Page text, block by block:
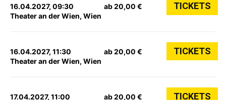
16.04.2027, 09:30
Theater an der Wien, Wien
ab 20,00 € TICKETS
16.04.2027, 11:30
Theater an der Wien, Wien
ab 20,00 € TICKETS
17.04.2027, 11:00
ab 20,00 € TICKETS